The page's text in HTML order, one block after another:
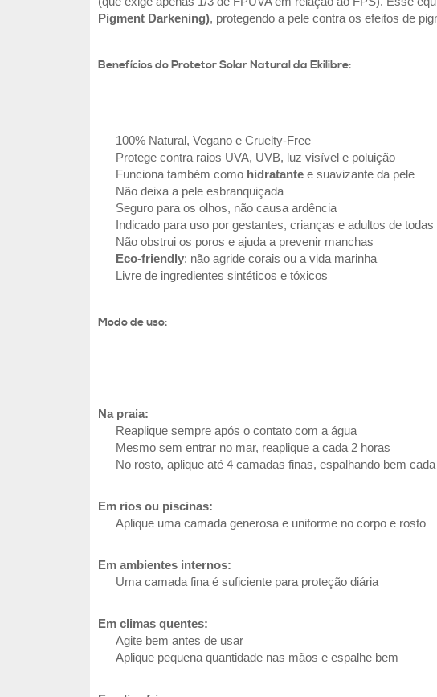
Pigment Darkening), protegendo a pele contra os efeitos de
Benefícios do Protetor Solar Natural da Ekilibre:
100% Natural, Vegano e Cruelty-Free
Protege contra raios UVA, UVB, luz visível e poluição
Funciona também como hidratante e suavizante da pele
Não deixa a pele esbranquiçada
Seguro para os olhos, não causa ardência
Indicado para uso por gestantes, crianças e adultos de todas
Não obstrui os poros e ajuda a prevenir manchas
Eco-friendly: não agride corais ou a vida marinha
Livre de ingredientes sintéticos e tóxicos
Modo de uso:
Na praia:
Reaplique sempre após o contato com a água
Mesmo sem entrar no mar, reaplique a cada 2 horas
No rosto, aplique até 4 camadas finas, espalhando bem
Em rios ou piscinas:
Aplique uma camada generosa e uniforme no corpo e rosto
Em ambientes internos:
Uma camada fina é suficiente para proteção diária
Em climas quentes:
Agite bem antes de usar
Aplique pequena quantidade nas mãos e espalhe bem